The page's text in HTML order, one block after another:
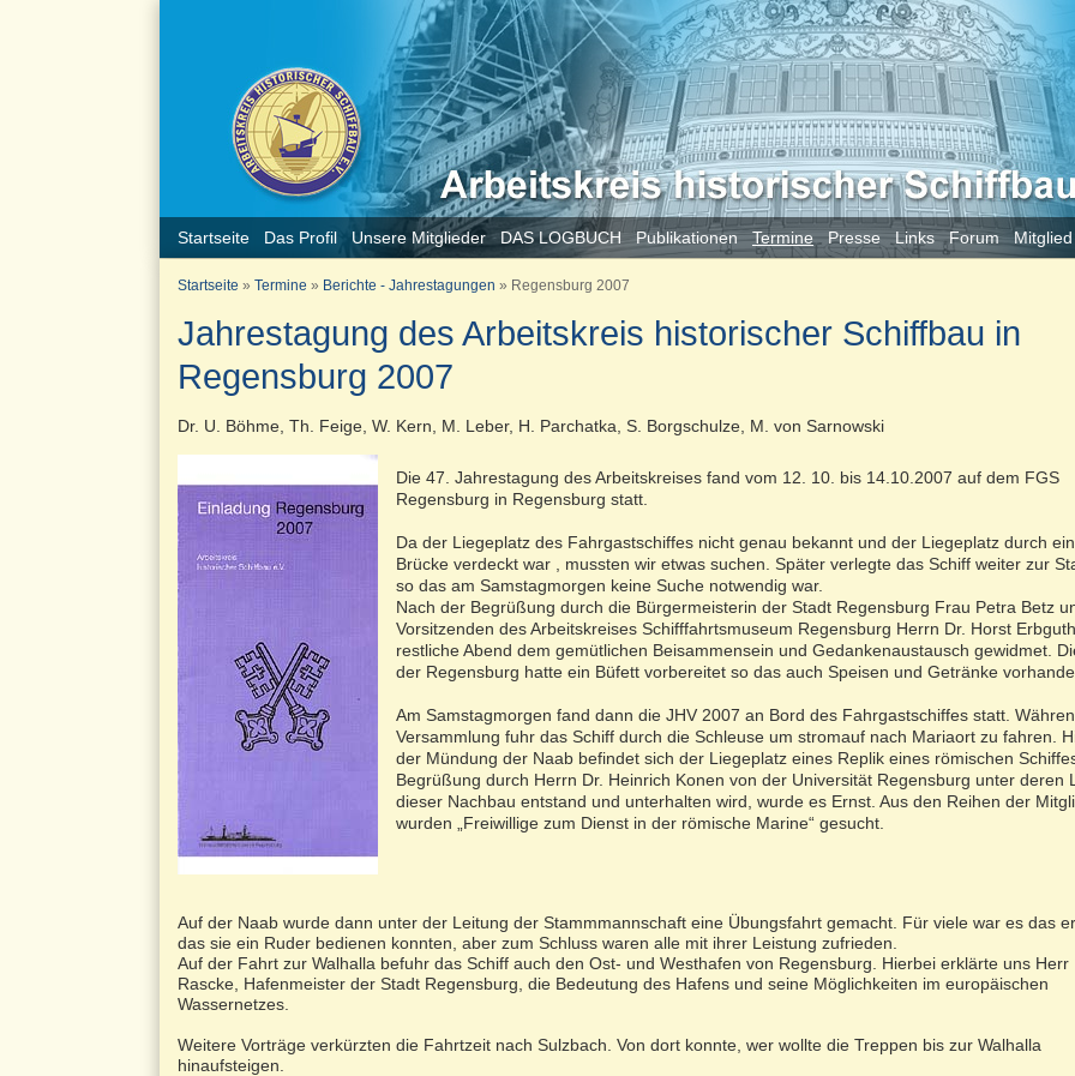
Startseite Das Profil Unsere Mitglieder DAS LOGBUCH Publikationen Termine Presse Links Forum
Startseite » Termine » Berichte - Jahrestagungen » Regensburg 2007
Jahrestagung des Arbeitskreis historischer Schiffbau in
Regensburg 2007
Dr. U. Böhme, Th. Feige, W. Kern, M. Leber, H. Parchatka, S. Borgschulze, M. von Sarnowski
Die 47. Jahrestagung des Arbeitskreises fand vom 12. 10. bis 14.10.2007 auf dem FGS
Regensburg in Regensburg statt.
Da der Liegeplatz des Fahrgastschiffes nicht genau bekannt und der Liegeplatz durch
Brücke verdeckt war , mussten wir etwas suchen. Später verlegte das Schiff weiter zur
so das am Samstagmorgen keine Suche notwendig war.
Nach der Begrüßung durch die Bürgermeisterin der Stadt Regensburg Frau Petra Betz
Vorsitzenden des Arbeitskreises Schifffahrtsmuseum Regensburg Herrn Dr. Horst
restliche Abend dem gemütlichen Beisammensein und Gedankenaustausch gewidmet.
der Regensburg hatte ein Büfett vorbereitet so das auch Speisen und Getränke
Am Samstagmorgen fand dann die JHV 2007 an Bord des Fahrgastschiffes statt.
Versammlung fuhr das Schiff durch die Schleuse um stromauf nach Mariaort zu fahren.
der Mündung der Naab befindet sich der Liegeplatz eines Replik eines römischen
Begrüßung durch Herrn Dr. Heinrich Konen von der Universität Regensburg unter deren
dieser Nachbau entstand und unterhalten wird, wurde es Ernst. Aus den Reihen der
wurden „Freiwillige zum Dienst in der römische Marine“ gesucht.
Auf der Naab wurde dann unter der Leitung der Stammmannschaft eine Übungsfahrt gemacht. Für viele war es das
das sie ein Ruder bedienen konnten, aber zum Schluss waren alle mit ihrer Leistung zufrieden.
Auf der Fahrt zur Walhalla befuhr das Schiff auch den Ost- und Westhafen von Regensburg. Hierbei erklärte uns Herr
Rascke, Hafenmeister der Stadt Regensburg, die Bedeutung des Hafens und seine Möglichkeiten im europäischen
Wassernetzes.
Weitere Vorträge verkürzten die Fahrtzeit nach Sulzbach. Von dort konnte, wer wollte die Treppen bis zur Walhalla
hinaufsteigen.